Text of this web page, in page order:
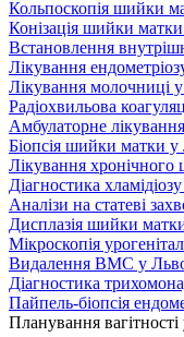
Кольпоскопія шийки
Конізація шийки
Встановлення
Лікування
Лікування молочниці
Радіохвильова
Амбулаторне
Біопсія шийки матки у
Лікування хронічного
Діагностика
Аналізи на статеві
Дисплазія шийки
Мікроскопія
Видалення ВМС у
Діагностика
Пайпель-біопсія
Планування вагітності